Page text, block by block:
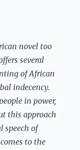
novel too
several
of African
indecency.
in power,
this approach
speech of
to the